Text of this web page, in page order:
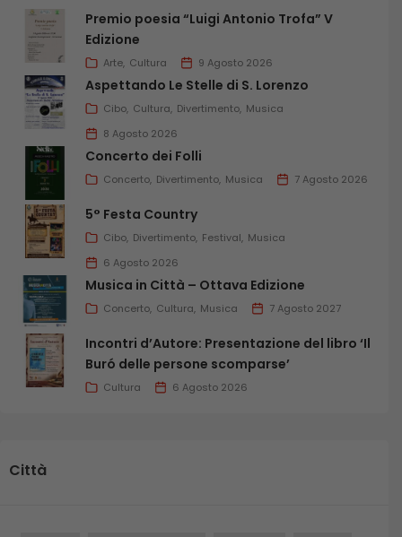
Premio poesia “Luigi Antonio Trofa” V
Edizione
Arte Cultura 9 Agosto 2026
Aspettando Le Stelle di S. Lorenzo
Cibo Cultura Divertimento Musica
8 Agosto 2026
Concerto dei Folli
Concerto Divertimento Musica 7 Agosto 2026
5° Festa Country
Cibo Divertimento Festival Musica
6 Agosto 2026
Musica in Città – Ottava Edizione
Concerto Cultura Musica 7 Agosto 2027
Incontri d’Autore: Presentazione del libro ‘Il
Buró delle persone scomparse’
Cultura 6 Agosto 2026
Città